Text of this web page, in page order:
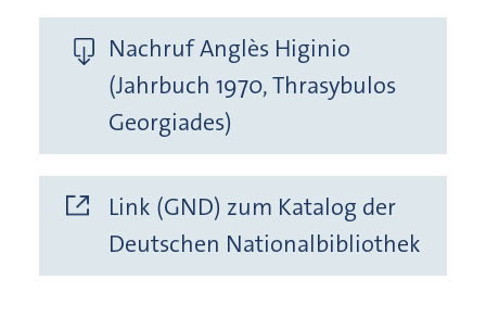
Nachruf Anglès Higinio
(Jahrbuch 1970, Thrasybulos
Georgiades)
Link (GND) zum Katalog der
Deutschen Nationalbibliothek